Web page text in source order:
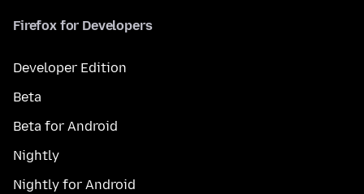
Firefox for Developers
Developer Edition
Beta
Beta for Android
Nightly
Nightly for Android